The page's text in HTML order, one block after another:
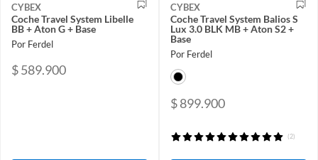
CYBEX
Coche Travel System Libelle
BB + Aton G + Base
Por Ferdel
$ 589.900
CYBEX
Coche Travel System Balios S
Lux 3.0 BLK MB + Aton S2 +
Base
Por Ferdel
$ 899.900
(2)